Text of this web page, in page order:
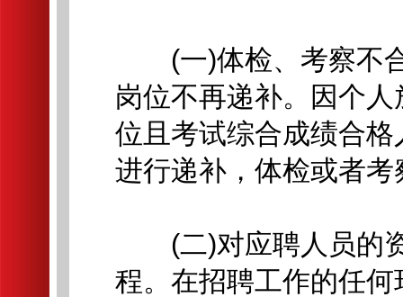
(一)体检、考察不合
岗位不再递补。因个
位且考试综合成绩合
进行递补，体检或者
(二)对应聘人员的资
程。在招聘工作的任